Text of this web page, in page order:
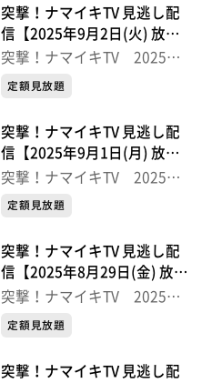
突撃！ナマイキTV 見逃し配
信【2025年9月2日(火) 放送
分】
突撃！ナマイキTV 2025後
半
定額見放題
突撃！ナマイキTV 見逃し配
信【2025年9月1日(月) 放送
分】
突撃！ナマイキTV 2025後
半
定額見放題
突撃！ナマイキTV 見逃し配
信【2025年8月29日(金) 放送
分】
突撃！ナマイキTV 2025後
半
定額見放題
突撃！ナマイキTV 見逃し配